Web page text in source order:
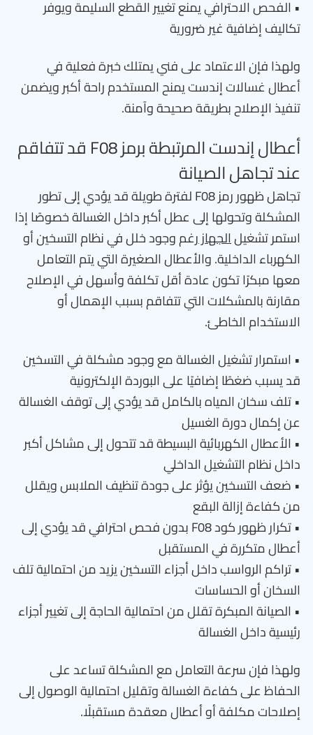
• الفحص الاحترافي يمنع تغيير القطع السليمة ويوفر
تكاليف إضافية غير ضرورية
ولهذا فإن الاعتماد على فني يمتلك خبرة فعلية في
أعطال غسالات إندست يمنح المستخدم راحة أكبر ويضمن
تنفيذ الإصلاح بطريقة صحيحة وآمنة.
أعطال إندست المرتبطة برمز F08 قد تتفاقم
عند تجاهل الصيانة
تجاهل ظهور رمز F08 لفترة طويلة قد يؤدي إلى تطور
المشكلة وتحولها إلى عطل أكبر داخل الغسالة خصوصًا إذا
استمر تشغيلالجهازرغم وجود خلل في نظام التسخين أو
الكهرباء الداخلية. والأعطال الصغيرة التي يتم التعامل
معها مبكرًا تكون عادة أقل تكلفة وأسهل في الإصلاح
مقارنة بالمشكلات التي تتفاقم بسبب الإهمال أو
الاستخدام الخاطئ.
• استمرار تشغيل الغسالة مع وجود مشكلة في التسخين
قد يسبب ضغطًا إضافيًا على البوردة الإلكترونية
• تلف سخان المياه بالكامل قد يؤدي إلى توقف الغسالة
عن إكمال دورة الغسيل
• الأعطال الكهربائية البسيطة قد تتحول إلى مشاكل أكبر
داخل نظام التشغيل الداخلي
• ضعف التسخين يؤثر على جودة تنظيف الملابس ويقلل
من كفاءة إزالة البقع
• تكرار ظهور كود F08 بدون فحص احترافي قد يؤدي إلى
أعطال متكررة في المستقبل
• تراكم الرواسب داخل أجزاء التسخين يزيد من احتمالية تلف
السخان أو الحساسات
• الصيانة المبكرة تقلل من احتمالية الحاجة إلى تغيير أجزاء
رئيسية داخل الغسالة
ولهذا فإن سرعة التعامل مع المشكلة تساعد على
الحفاظ على كفاءة الغسالة وتقليل احتمالية الوصول إلى
إصلاحات مكلفة أو أعطال معقدة مستقبلًا.